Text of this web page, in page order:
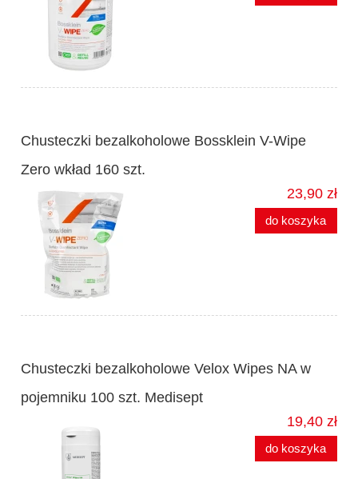
Chusteczki bezalkoholowe Bossklein V-Wipe
Zero wkład 160 szt.
23,90 zł
do koszyka
Chusteczki bezalkoholowe Velox Wipes NA w
pojemniku 100 szt. Medisept
19,40 zł
do koszyka